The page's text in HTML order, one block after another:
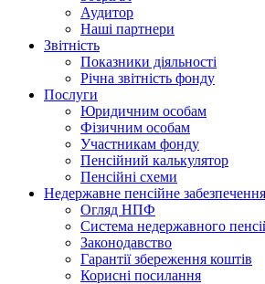
Аудитор
Наші партнери
Звітність
Показники діяльності
Річна звітність фонду
Послуги
Юридичним особам
Фізичним особам
Участникам фонду
Пенсійний калькулятор
Пенсійні схеми
Недержавне пенсійне забезпечення
Огляд НПФ
Система недержавного
Законодавство
Гарантії збереження коштів
Корисні посилання